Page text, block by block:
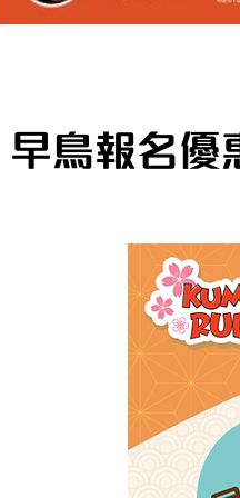
早鳥報名優